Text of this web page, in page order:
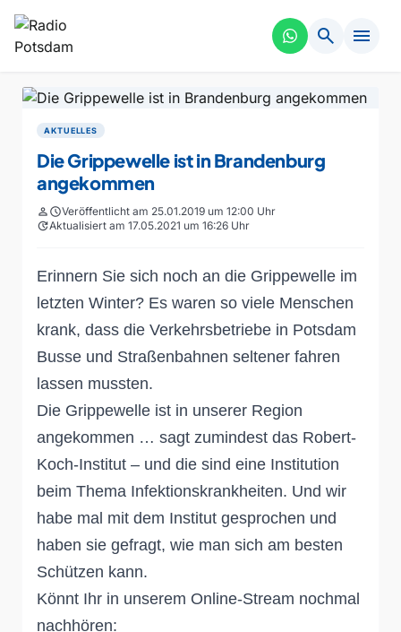
search menu
AKTUELLES
Die Grippewelle ist in Brandenburg
angekommen
personscheduleVeröffentlicht am 25.01.2019 um 12:00 Uhr
updateAktualisiert am 17.05.2021 um 16:26 Uhr
Erinnern Sie sich noch an die Grippewelle im
letzten Winter? Es waren so viele Menschen
krank, dass die Verkehrsbetriebe in Potsdam
Busse und Straßenbahnen seltener fahren
lassen mussten.
Die Grippewelle ist in unserer Region
angekommen … sagt zumindest das Robert-
Koch-Institut – und die sind eine Institution
beim Thema Infektionskrankheiten. Und wir
habe mal mit dem Institut gesprochen und
haben sie gefragt, wie man sich am besten
Schützen kann.
Könnt Ihr in unserem Online-Stream nochmal
nachhören: